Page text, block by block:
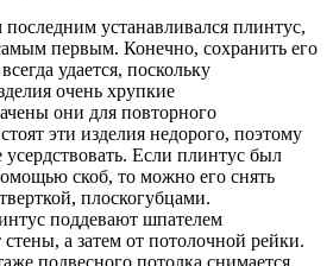
устанавливался плинтус,
первым. Конечно, сохранить его
удается, поскольку
очень хрупкие
они для повторного
эти изделия недорого, поэтому
Если плинтус был
скоб, то можно его снять
плоскогубцами.
поддевают шпателем
а затем от потолочной рейки.
подвесного потолка снимается